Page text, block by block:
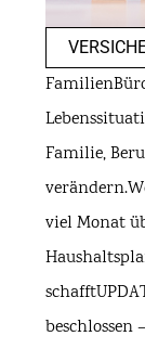
Familie,
verändern.
viel Monat
schafft
beschlossen